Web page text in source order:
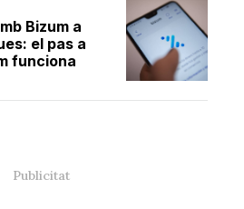
Bizum a
el pas a
funciona